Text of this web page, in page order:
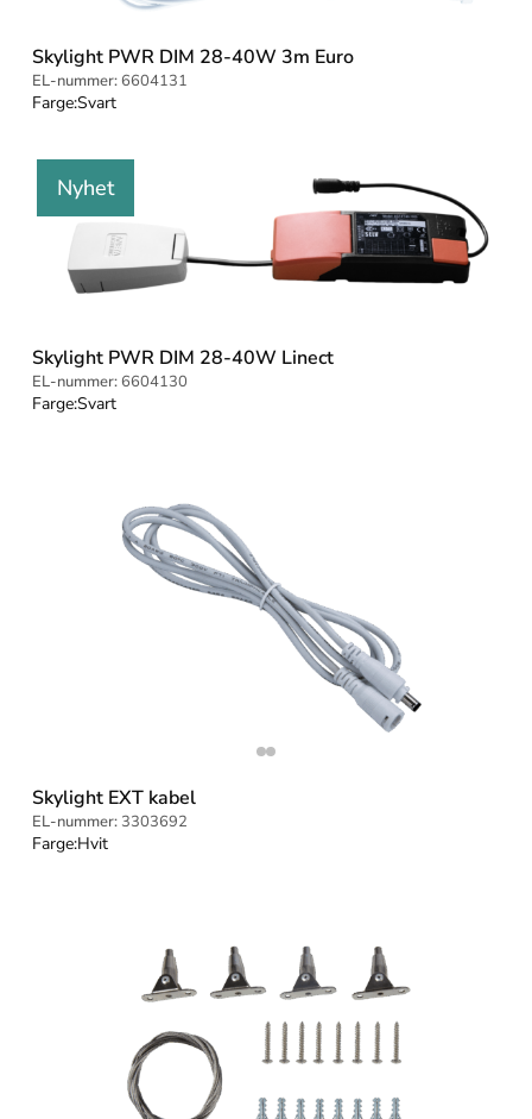
Skylight PWR DIM 28-40W 3m Euro
EL-nummer:6604131
Farge:Svart
Nyhet
Skylight PWR DIM 28-40W Linect
EL-nummer:6604130
Farge:Svart
Skylight EXT kabel
EL-nummer: 3303692
Farge:Hvit